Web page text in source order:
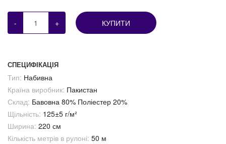
- + КУПИТИ
СПЕЦИФІКАЦІЯ
Тип: Набивна
Країна виробник: Пакистан
Склад: Бавовна 80% Поліестер 20%
Щільність: 125±5 г/м²
Ширина: 220 см
Кількість метрів в рулоні: 50 м